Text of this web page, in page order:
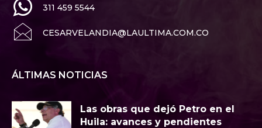
311 459 5544
CESARVELANDIA@LAULTIMA.COM.CO
ÁLTIMAS NOTICIAS
Las obras que dejó Petro en el
Huila: avances y pendientes